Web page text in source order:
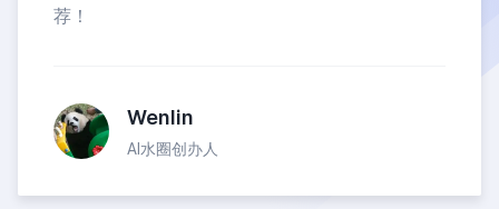
荐！
Wenlin
AI水圈创办人